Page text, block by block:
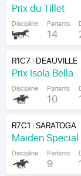
Prix du Tillet
Discipline Partants
14
R1C7 | DEAUVILLE
Prix Isola Bella
Discipline Partants
10
R7C1 |SARATOGA
Maiden
Discipline Partants
9